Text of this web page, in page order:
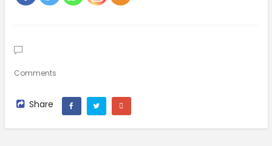
Comments
Share